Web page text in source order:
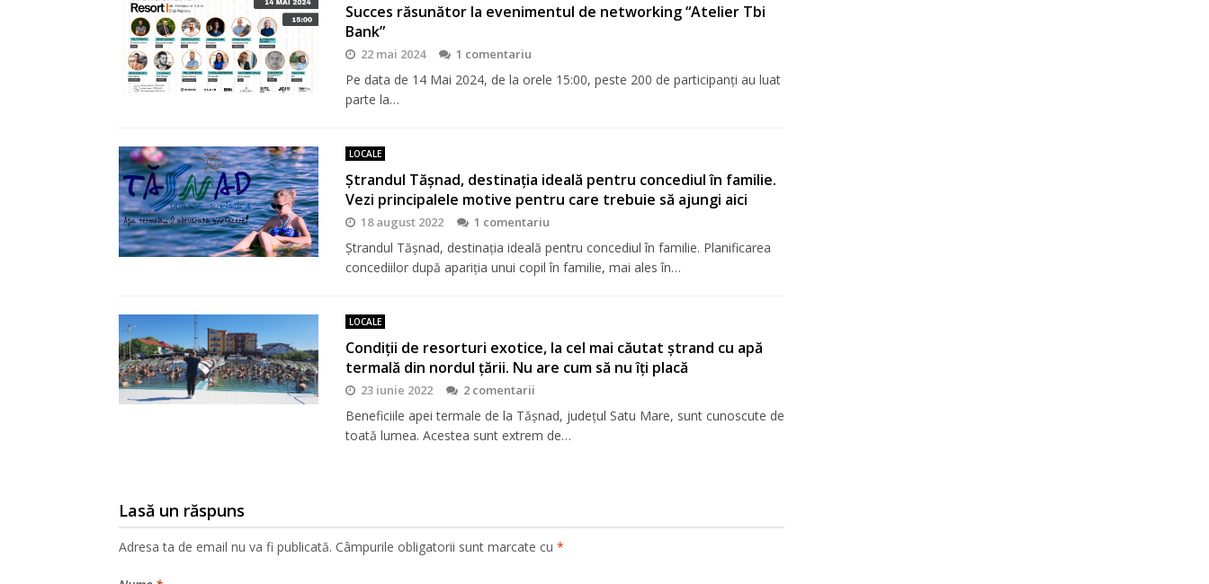
Succes răsunător la evenimentul de networking “Atelier Tbi
Bank”
22 mai 2024 1 comentariu
Pe data de 14 Mai 2024, de la orele 15:00, peste 200 de participanți au luat
parte la…
LOCALE
Ștrandul Tășnad, destinația ideală pentru concediul în familie.
Vezi principalele motive pentru care trebuie să ajungi aici
18 august 2022 1 comentariu
Ștrandul Tășnad, destinația ideală pentru concediul în familie. Planificarea
concediilor după apariția unui copil în familie, mai ales în…
LOCALE
Condiţii de resorturi exotice, la cel mai căutat ştrand cu apă
termală din nordul ţării. Nu are cum să nu îţi placă
23 iunie 2022 2 comentarii
Beneficiile apei termale de la Tășnad, județul Satu Mare, sunt cunoscute de
toată lumea. Acestea sunt extrem de…
Lasă un răspuns
Adresa ta de email nu va fi publicată. Câmpurile obligatorii sunt marcate cu *